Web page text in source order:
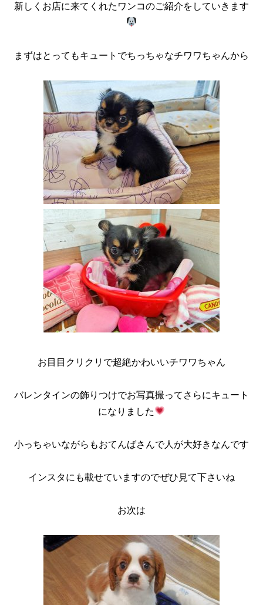
新しくお店に来てくれたワンコのご紹介をしていきます
まずはとってもキュートでちっちゃなチワワちゃんから
お目目クリクリで超絶かわいいチワワちゃん
バレンタインの飾りつけでお写真撮ってさらにキュート
になりました
小っちゃいながらもおてんばさんで人が大好きなんです
インスタにも載せていますのでぜひ見て下さいね
お次は